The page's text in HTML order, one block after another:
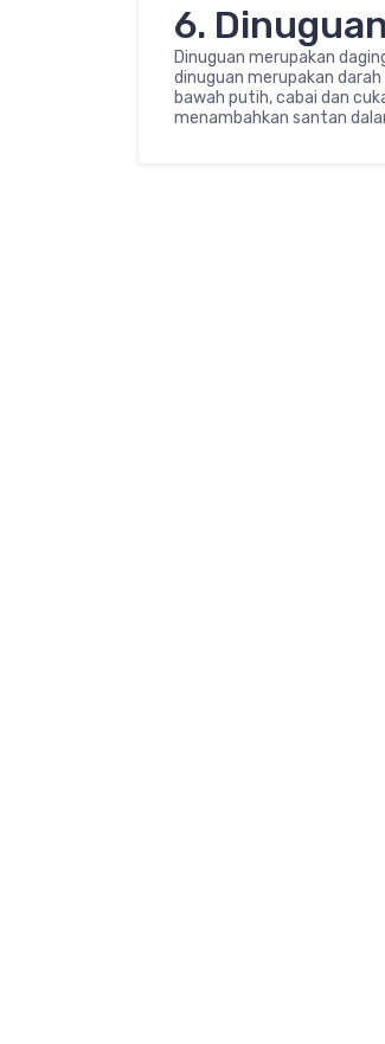
6. Dinuguan
Dinuguan merupakan
dinuguan merupakan
bawah putih, cabai dan
menambahkan santan